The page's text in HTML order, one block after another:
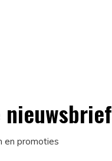
nieuwsbrief
en promoties